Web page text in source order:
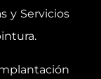
y Servicios